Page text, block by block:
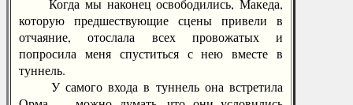
Когда мы наконец освободились, Македа,
которую предшествующие сцены привели в
отчаяние, отослала всех провожатых и
попросила меня спуститься с нею вместе в
туннель.
У самого входа в туннель она встретила